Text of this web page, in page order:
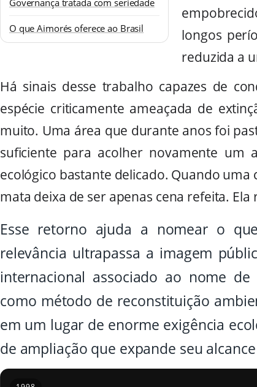
Governança tratada com seriedade
O que Aimorés oferece ao Brasil
longos
reduzida a
Há sinais desse trabalho capazes de
espécie criticamente ameaçada de
muito. Uma área que durante anos foi
suficiente para acolher novamente um
ecológico bastante delicado. Quando
mata deixa de ser apenas cena refeita.
Esse retorno ajuda a nomear o
relevância ultrapassa a imagem
internacional associado ao nome de
como método de reconstituição
em um lugar de enorme exigência
de ampliação que expande seu